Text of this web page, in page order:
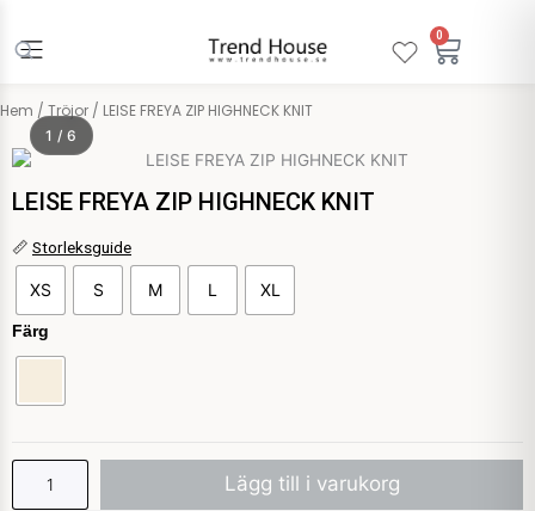
innehåll
0
Hem / Tröjor / LEISE FREYA ZIP HIGHNECK KNIT
1 / 6
LEISE FREYA ZIP HIGHNECK KNIT
📏 Storleksguide
XS S M L XL
Färg
LEISE
FREYA
ZIP
HIGHNECK
KNIT
Lägg till i varukorg